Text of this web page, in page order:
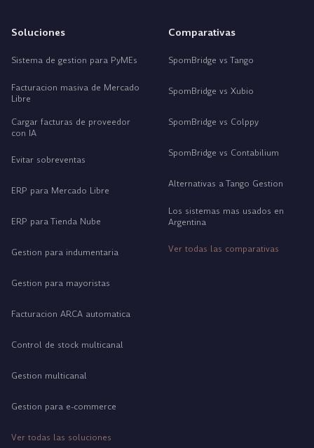
Soluciones
Sistema de gestion para PyMEs
Facturacion masiva de Mercado
Libre
Cargar facturas de proveedor
con IA
Evitar sobreventas
ERP para Mercado Libre
ERP para Tienda Nube
Gestion para indumentaria
Gestion para mayoristas
Facturacion ARCA automatica
Control de stock multicanal
Gestion multicanal
Gestion para e-commerce
Ver todas las soluciones
Comparativas
SpomBridge vs Tango
SpomBridge vs Xubio
SpomBridge vs Colppy
SpomBridge vs Contabilium
Alternativas a Tango Gestion
Los sistemas mas usados en
Argentina
Ver todas las comparativas